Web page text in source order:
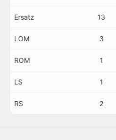
Ersatz 13
LOM 3
ROM 1
LS 1
RS 2